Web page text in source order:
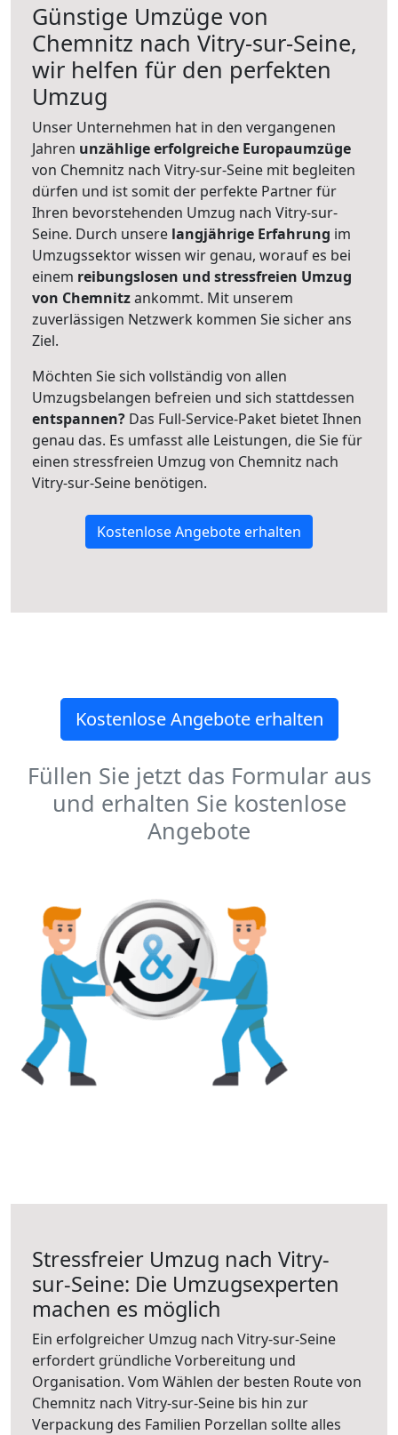
Günstige Umzüge von
Chemnitz nach Vitry-sur-Seine,
wir helfen für den perfekten
Umzug
Unser Unternehmen hat in den vergangenen
Jahren unzählige erfolgreiche Europaumzüge
von Chemnitz nach Vitry-sur-Seine mit begleiten
dürfen und ist somit der perfekte Partner für
Ihren bevorstehenden Umzug nach Vitry-sur-
Seine. Durch unsere langjährige Erfahrung im
Umzugssektor wissen wir genau, worauf es bei
einem reibungslosen und stressfreien Umzug
von Chemnitzankommt. Mit unserem
zuverlässigen Netzwerk kommen Sie sicher ans
Ziel.
Möchten Sie sich vollständig von allen
Umzugsbelangen befreien und sich stattdessen
entspannen? Das Full-Service-Paket bietet Ihnen
genau das. Es umfasst alle Leistungen, die Sie für
einen stressfreien Umzug von Chemnitz nach
Vitry-sur-Seine benötigen.
Kostenlose Angebote erhalten
Kostenlose Angebote erhalten
Füllen Sie jetzt das Formular aus
und erhalten Sie kostenlose
Angebote
Stressfreier Umzug nach Vitry-
sur-Seine: Die Umzugsexperten
machen es möglich
Ein erfolgreicher Umzug nach Vitry-sur-Seine
erfordert gründliche Vorbereitung und
Organisation. Vom Wählen der besten Route von
Chemnitz nach Vitry-sur-Seine bis hin zur
Verpackung des Familien Porzellan sollte alles